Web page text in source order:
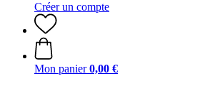
Créer un compte
Mon panier 0,00 €